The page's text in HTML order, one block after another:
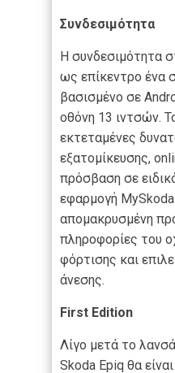
Συνδεσιμότητα
Η συνδεσιμότητα
ως επίκεντρο ένα
βασισμένο σε
οθόνη 13 ιντσών.
εκτεταμένες
εξατομίκευσης,
πρόσβαση σε
εφαρμογή MySkoda
απομακρυσμένη
πληροφορίες του
φόρτισης και
άνεσης.
First Edition
Λίγο μετά το
Skoda Epiq θα